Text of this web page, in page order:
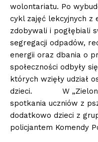
wolontariatu. Po
cykl zajęć lekcyjnych z
zdobywali i pogłębiali
segregacji odpadów,
energii oraz dbania o
społeczności odbyły
których wzięły udział
dzieci. W „Zielonej
spotkania uczniów z
dodatkowo dzieci z
policjantem Komendy